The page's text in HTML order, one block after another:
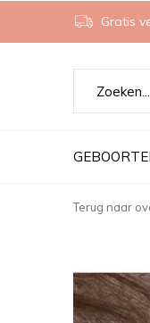
Gratis
Terug naar